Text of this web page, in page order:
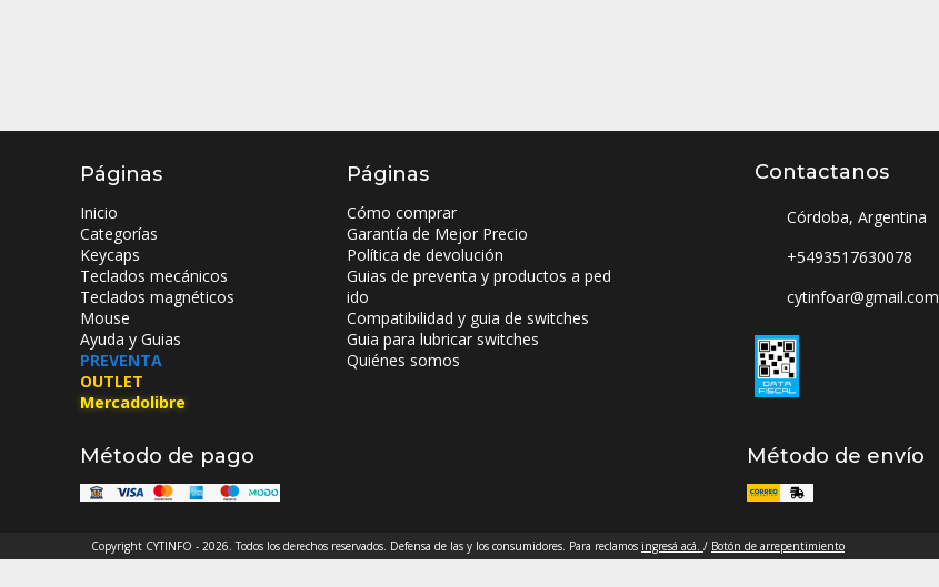
Páginas
Inicio
Categorías
Keycaps
Teclados mecánicos
Teclados magnéticos
Mouse
Ayuda y Guias
PREVENTA
OUTLET
Mercadolibre
Páginas
Cómo comprar
Garantía de Mejor Precio
Política de devolución
Guias de preventa y productos a ped
ido
Compatibilidad y guia de switches
Guia para lubricar switches
Quiénes somos
Contactanos
Córdoba, Argentina
+5493517630078
cytinfoar@gmail.com
Método de pago Método de envío
Copyright CYTINFO - 2026. Todos los derechos reservados. Defensa de las y los consumidores. Para reclamos ingresá acá. / Botón de arrepentimiento